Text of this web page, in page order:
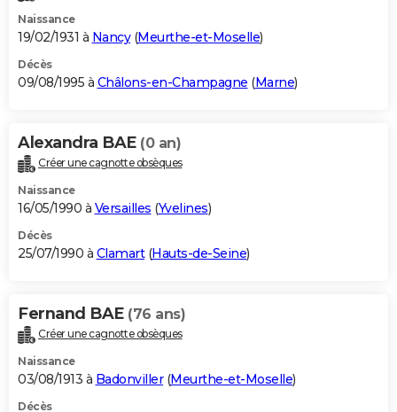
Naissance
19/02/1931 à Nancy(Meurthe-et-Moselle)
Décès
09/08/1995 à Châlons-en-Champagne (Marne)
Alexandra BAE (0 an)
Créer une cagnotte obsèques
Naissance
16/05/1990 à Versailles (Yvelines)
Décès
25/07/1990 à Clamart(Hauts-de-Seine)
Fernand BAE (76 ans)
Créer une cagnotte obsèques
Naissance
03/08/1913 à Badonviller(Meurthe-et-Moselle)
Décès